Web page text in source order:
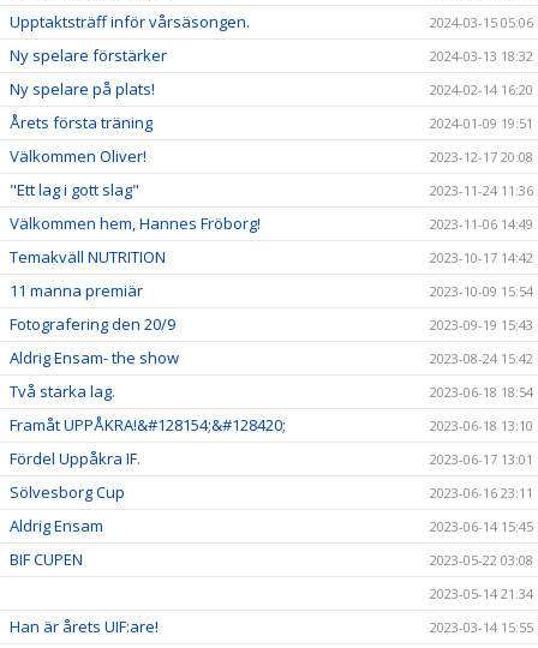
Upptaktsträff inför vårsäsongen. 2024-03-15 05:06
Ny spelare förstärker 2024-03-13 18:32
Ny spelare på plats! 2024-02-14 16:20
Årets första träning 2024-01-09 19:51
Välkommen Oliver! 2023-12-17 20:08
"Ett lag i gott slag" 2023-11-24 11:36
Välkommen hem, Hannes Fröborg! 2023-11-06 14:49
Temakväll NUTRITION 2023-10-17 14:42
11 manna premiär 2023-10-09 15:54
Fotografering den 20/9 2023-09-19 15:43
Aldrig Ensam- the show 2023-08-24 15:42
Två starka lag. 2023-06-18 18:54
Framåt UPPÅKRA!&#128154;&#128420; 2023-06-18 13:10
Fördel Uppåkra IF. 2023-06-17 13:01
Sölvesborg Cup 2023-06-16 23:11
Aldrig Ensam 2023-06-14 15:45
BIF CUPEN
2023-05-22 03:08
2023-05-14 21:34
Han är årets UIF:are! 2023-03-14 15:55